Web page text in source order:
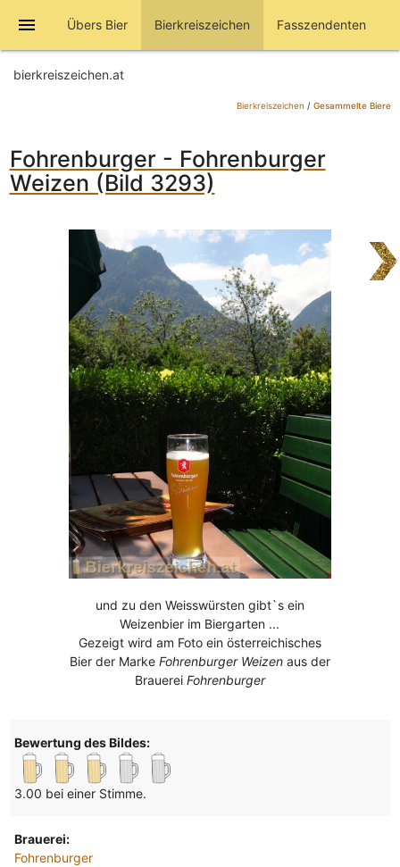
menu Übers Bier Bierkreiszeichen Fasszendenten
bierkreiszeichen.at
Bierkreiszeichen / Gesammelte Biere
Fohrenburger - Fohrenburger
Weizen (Bild 3293)
und zu den Weisswürsten gibt`s ein
Weizenbier im Biergarten ...
Gezeigt wird am Foto ein österreichisches
Bier der Marke Fohrenburger Weizenaus der
Brauerei Fohrenburger
Bewertung des Bildes:
3.00 bei einer Stimme.
Brauerei:
Fohrenburger